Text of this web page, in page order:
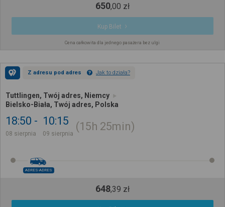
650,00 zł
Kup Bilet
Cena całkowita dla jednego pasażera bez ulgi
Z adresu pod adres Jak to działa?
Tuttlingen, Twój adres, Niemcy
Bielsko-Biała, Twój adres, Polska
18:50
08 sierpnia
10:15
09 sierpnia
15h 25min
ADRES-ADRES
648,39 zł